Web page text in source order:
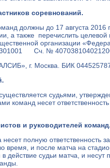
соревнований.
должны до 17 августа 2016
а также перечислить целевой
организации
Сч. №
г. Москва. БИК
судьями,
команд несет
и руководителей
полную ответственность
время, и после матча на
действие судьи матча, и несут